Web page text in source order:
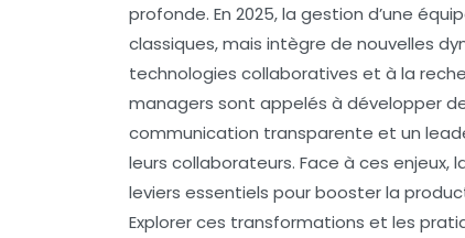
profonde. En 2025, la gestion d’une
classiques, mais intègre de nouvelles
technologies collaboratives et à la
managers sont appelés à développer
communication transparente et un
leurs collaborateurs. Face à ces
leviers essentiels pour booster la
Explorer ces transformations et les